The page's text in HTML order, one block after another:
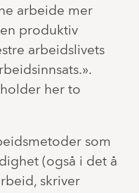
arbeide mer
produktiv
arbeidslivets
her to
som
(også i det å
skriver